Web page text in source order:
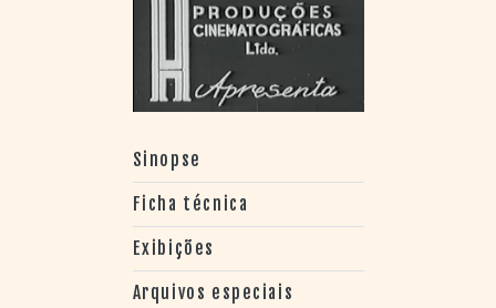
Sinopse
Ficha técnica
Exibições
Arquivos especiais